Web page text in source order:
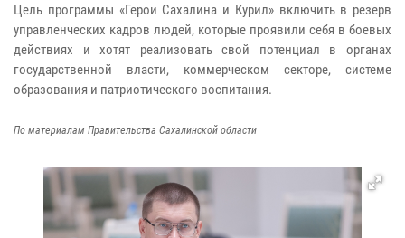
Цель программы «Герои Сахалина и Курил» включить в резерв
управленческих кадров людей, которые проявили себя в боевых
действиях и хотят реализовать свой потенциал в органах
государственной власти, коммерческом секторе, системе
образования и патриотического воспитания.
По материалам Правительства Сахалинской области